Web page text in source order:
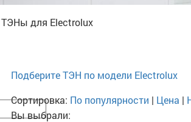
ТЭНы для Electrolux
Подберите ТЭН по модели Electrolux
Сортировка: По популярности | Цена |
Вы выбрали: